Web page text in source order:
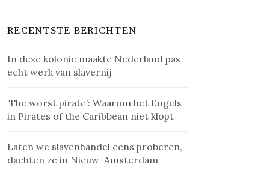
RECENTSTE BERICHTEN
In deze kolonie maakte Nederland pas
echt werk van slavernij
‘The worst pirate’: Waarom het Engels
in Pirates of the Caribbean niet klopt
Laten we slavenhandel eens proberen,
dachten ze in Nieuw-Amsterdam